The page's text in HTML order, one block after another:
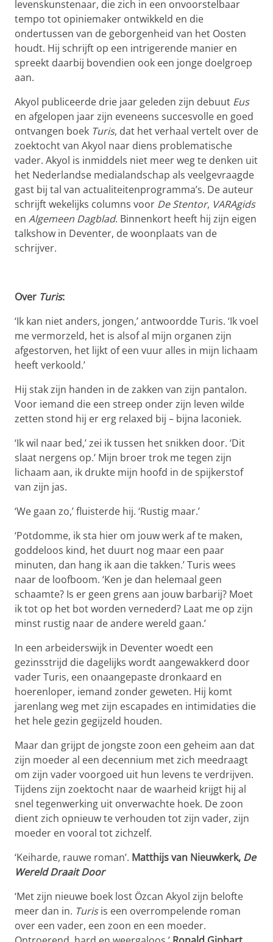
levenskunstenaar, die zich in een onvoorstelbaar
tempo tot opiniemaker ontwikkeld en die
ondertussen van de geborgenheid van het Oosten
houdt. Hij schrijft op een intrigerende manier en
spreekt daarbij bovendien ook een jonge doelgroep
aan.
Akyol publiceerde drie jaar geleden zijn debuut Eus
en afgelopen jaar zijn eveneens succesvolle en goed
ontvangen boek Turis, dat het verhaal vertelt over de
zoektocht van Akyol naar diens problematische
vader. Akyol is inmiddels niet meer weg te denken uit
het Nederlandse medialandschap als veelgevraagde
gast bij tal van actualiteitenprogramma’s. De auteur
schrijft wekelijks columns voor De Stentor, VARAgids
en Algemeen Dagblad. Binnenkort heeft hij zijn eigen
talkshow in Deventer, de woonplaats van de
schrijver.
Over Turis:
‘Ik kan niet anders, jongen,’ antwoordde Turis. ‘Ik voel
me vermorzeld, het is alsof al mijn organen zijn
afgestorven, het lijkt of een vuur alles in mijn lichaam
heeft verkoold.’
Hij stak zijn handen in de zakken van zijn pantalon.
Voor iemand die een streep onder zijn leven wilde
zetten stond hij er erg relaxed bij – bijna laconiek.
‘Ik wil naar bed,’ zei ik tussen het snikken door. ‘Dit
slaat nergens op.’ Mijn broer trok me tegen zijn
lichaam aan, ik drukte mijn hoofd in de spijkerstof
van zijn jas.
‘We gaan zo,’ fluisterde hij. ‘Rustig maar.’
‘Potdomme, ik sta hier om jouw werk af te maken,
goddeloos kind, het duurt nog maar een paar
minuten, dan hang ik aan die takken.’ Turis wees
naar de loofboom. ‘Ken je dan helemaal geen
schaamte? Is er geen grens aan jouw barbarij? Moet
ik tot op het bot worden vernederd? Laat me op zijn
minst rustig naar de andere wereld gaan.’
In een arbeiderswijk in Deventer woedt een
gezinsstrijd die dagelijks wordt aangewakkerd door
vader Turis, een onaangepaste dronkaard en
hoerenloper, iemand zonder geweten. Hij komt
jarenlang weg met zijn escapades en intimidaties die
het hele gezin gegijzeld houden.
Maar dan grijpt de jongste zoon een geheim aan dat
zijn moeder al een decennium met zich meedraagt
om zijn vader voorgoed uit hun levens te verdrijven.
Tijdens zijn zoektocht naar de waarheid krijgt hij al
snel tegenwerking uit onverwachte hoek. De zoon
dient zich opnieuw te verhouden tot zijn vader, zijn
moeder en vooral tot zichzelf.
‘Keiharde, rauwe roman’. Matthijs van Nieuwkerk, De
Wereld Draait Door
‘Met zijn nieuwe boek lost Özcan Akyol zijn belofte
meer dan in. Turisis een overrompelende roman
over een vader, een zoon en een moeder.